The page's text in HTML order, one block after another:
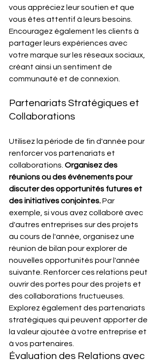
vous appréciez leur soutien et que
vous êtes attentif à leurs besoins.
Encouragez également les clients à
partager leurs expériences avec
votre marque sur les réseaux sociaux,
créant ainsi un sentiment de
communauté et de connexion.
Partenariats Stratégiques et
Collaborations
Utilisez la période de fin d'année pour
renforcer vos partenariats et
collaborations. Organisez des
réunions ou des événements pour
discuter des opportunités futures et
des initiatives conjointes. Par
exemple, si vous avez collaboré avec
d'autres entreprises sur des projets
au cours de l'année, organisez une
réunion de bilan pour explorer de
nouvelles opportunités pour l'année
suivante. Renforcer ces relations peut
ouvrir des portes pour des projets et
des collaborations fructueuses.
Explorez également des partenariats
stratégiques qui peuvent apporter de
la valeur ajoutée à votre entreprise et
à vos partenaires.
Évaluation des Relations avec